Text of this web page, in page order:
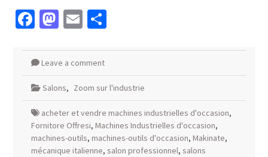
Facebook
Mastodon
EmailPartager
Leave a comment
Salons, Zoom sur l'industrie
acheter et vendre machines industrielles d'occasion,
Fornitore Offresi, Machines Industrielles d'occasion,
machines-outils, machines-outils d'occasion, Makinate,
mécanique italienne, salon professionnel, salons